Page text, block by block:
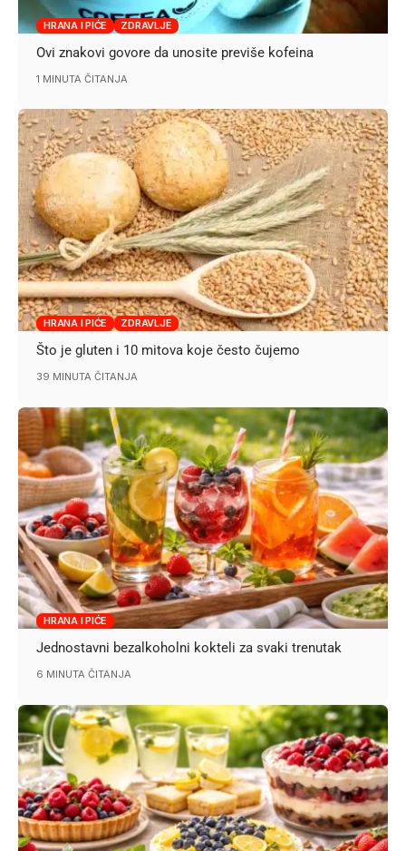
HRANA I PIĆE ZDRAVLJE
Ovi znakovi govore da unosite previše kofeina
1 MINUTA ČITANJA
HRANA I PIĆE ZDRAVLJE
Što je gluten i 10 mitova koje često čujemo
39 MINUTA ČITANJA
HRANA I PIĆE
Jednostavni bezalkoholni kokteli za svaki trenutak
6 MINUTA ČITANJA